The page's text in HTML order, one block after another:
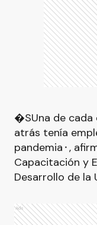
�SUna de cada
atrás tenía
pandemia⬝,
Capacitación y
Desarrollo de la
Ads